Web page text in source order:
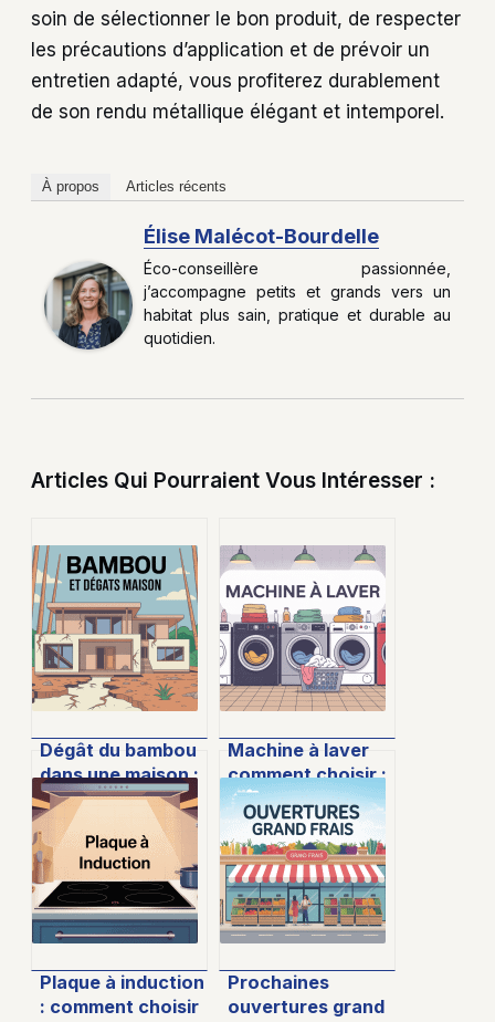
soin de sélectionner le bon produit, de respecter
les précautions d’application et de prévoir un
entretien adapté, vous profiterez durablement
de son rendu métallique élégant et intemporel.
À propos Articles récents
Élise Malécot-Bourdelle
Éco-conseillère passionnée,
j’accompagne petits et grands vers un
habitat plus sain, pratique et durable au
quotidien.
Articles Qui Pourraient Vous Intéresser :
Dégât du bambou
dans une maison :
comprendre,
prévenir et agir
Machine à laver
comment choisir :
le guide clair pour
ne pas vous
tromper
Plaque à induction
: comment choisir
Prochaines
ouvertures grand